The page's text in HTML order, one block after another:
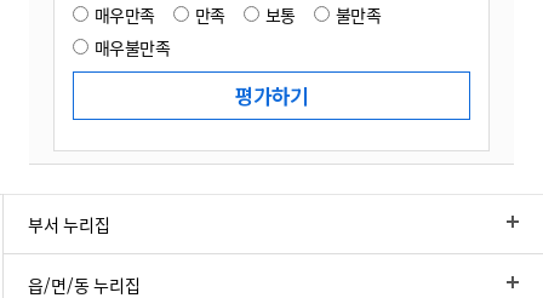
매우만족 만족 보통
불만족
매우불만족
부서 누리집
읍/면/동 누리집